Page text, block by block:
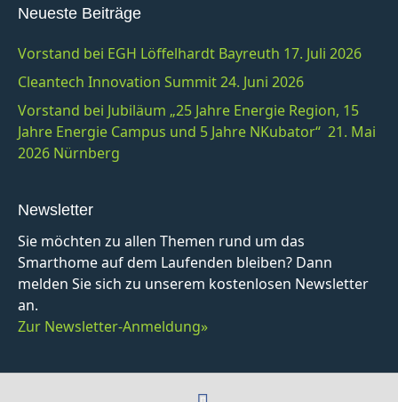
Neueste Beiträge
Vorstand bei EGH Löffelhardt Bayreuth 17. Juli 2026
Cleantech Innovation Summit 24. Juni 2026
Vorstand bei Jubiläum „25 Jahre Energie Region, 15
Jahre Energie Campus und 5 Jahre NKubator“ 21. Mai
2026 Nürnberg
Newsletter
Sie möchten zu allen Themen rund um das
Smarthome auf dem Laufenden bleiben? Dann
melden Sie sich zu unserem kostenlosen Newsletter
an.
Zur Newsletter-Anmeldung»